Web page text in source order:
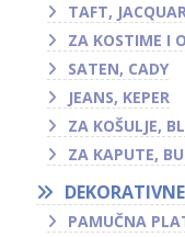
TAFT,
ZA KOSTIME I
SATEN, CADY
JEANS, KEPER
ZA KOŠULJE,
ZA KAPUTE,
PAMUČNA